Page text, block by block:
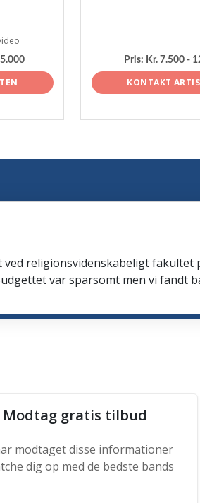
Pris: Kr. 7.500 -
KONTAKT
religionsvidenskabeligt
var sparsomt men vi fandt
Modtag gratis tilbud
modtaget disse informationer
dig op med de bedste bands